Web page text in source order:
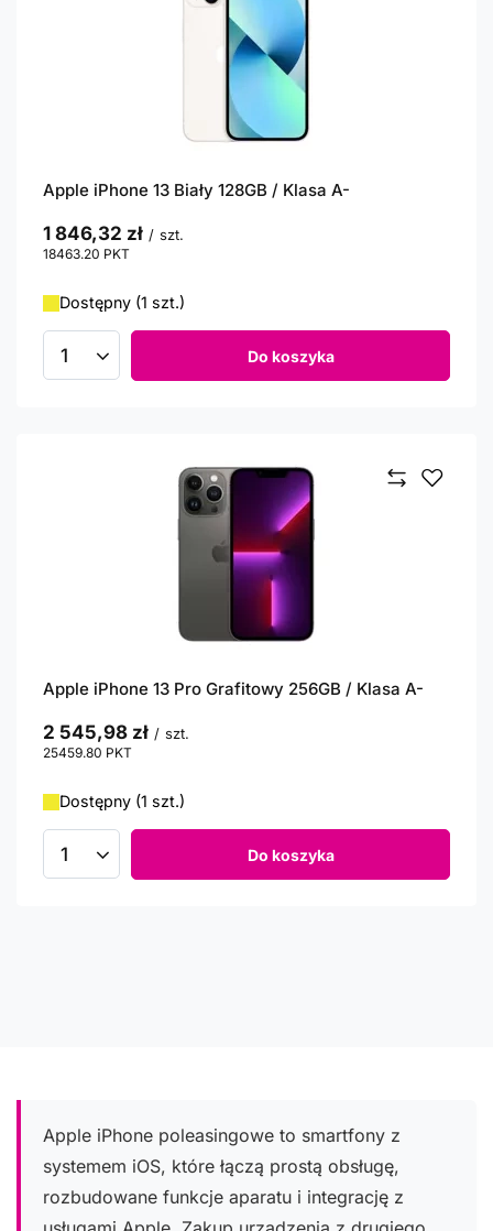
Apple iPhone 13 Biały 128GB / Klasa A-
1 846,32 zł / szt.
18463.20 PKT
Dostępny (1 szt.)
Ilość produktów Do koszyka
Apple iPhone 13 Pro Grafitowy 256GB / Klasa A-
2 545,98 zł / szt.
25459.80 PKT
Dostępny (1 szt.)
Ilość produktów Do koszyka
Apple iPhone poleasingowe to smartfony z
systemem iOS, które łączą prostą obsługę,
rozbudowane funkcje aparatu i integrację z